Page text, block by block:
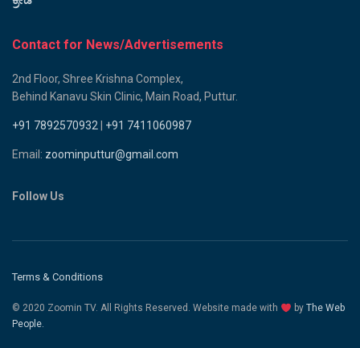
Contact for News/Advertisements
2nd Floor, Shree Krishna Complex,
Behind Kanavu Skin Clinic, Main Road, Puttur.
+91 7892570932 +91 7411060987
Email: zoominputtur@gmail.com
Follow Us
Terms & Conditions
© 2020 Zoomin TV. All Rights Reserved. Website made with by The Web
People.